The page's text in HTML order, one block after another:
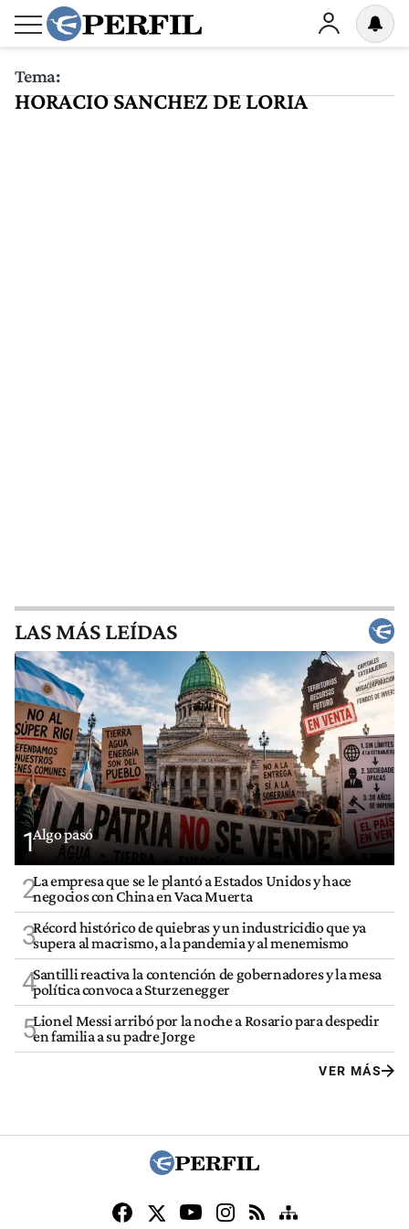
Tema:
HORACIO SANCHEZ DE LORIA
LAS MÁS LEÍDAS
1Algo pasó
2La empresa que se le plantó a Estados Unidos y hace
negocios con China en Vaca Muerta
3Récord histórico de quiebras y un industricidio que ya
supera al macrismo, a la pandemia y al menemismo
4Santilli reactiva la contención de gobernadores y la mesa
política convoca a Sturzenegger
5Lionel Messi arribó por la noche a Rosario para despedir
en familia a su padre Jorge
VER MÁS